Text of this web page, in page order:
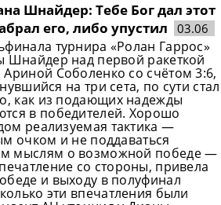
Шнайдер: Тебе Бог дал этот
его, либо упустил
03.06
турнира «Ролан Гаррос»
Шнайдер над первой ракеткой
Соболенко со счётом 3:6,
на три сета, по сути стал
как из подающих надежды
в победителей. Хорошо
реализуемая тактика —
очком и не поддаваться
мыслям о возможной победе —
со стороны, привела
и выходу в полуфинал
эти впечатления были